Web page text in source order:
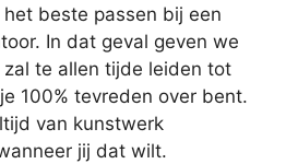
beste passen bij een
In dat geval geven we
te allen tijde leiden tot
100% tevreden over bent.
van kunstwerk
jij dat wilt.